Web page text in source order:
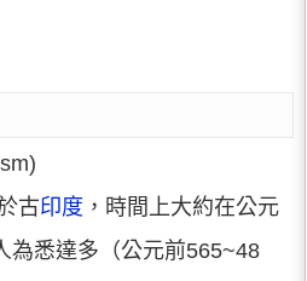
古印度 ，時間上大約在公元
為悉達多（公元前565~48